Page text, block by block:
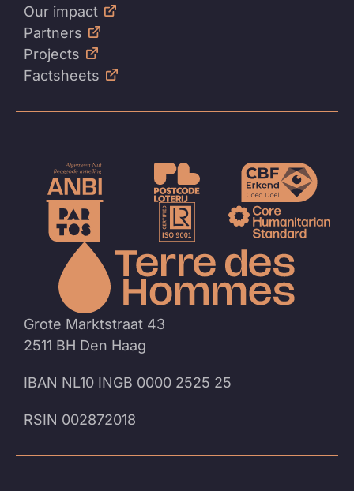
Our impact
Partners
Projects
Factsheets
Grote Marktstraat 43
2511 BH Den Haag
IBAN NL10 INGB 0000 2525 25
RSIN 002872018